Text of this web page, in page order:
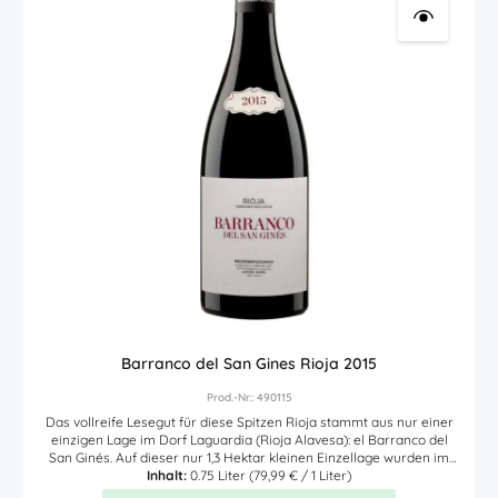
einem besonderen Genusserlebnis. Das Finale lange anhaltend
und mit guter Frische. Ein spanischer Rotwein für alle Fans
Stunden vor dem Trinkgenuss öffnen. Auszeichnungen
(jahrgangsübergreifend) Guia Penin: 91 Punkte Robert Parker: 92
Punkte
Barranco del San Gines Rioja 2015
Prod.-Nr.: 490115
Das vollreife Lesegut für diese Spitzen Rioja stammt aus nur einer
einzigen Lage im Dorf Laguardia (Rioja Alavesa): el Barranco del
San Ginés. Auf dieser nur 1,3 Hektar kleinen Einzellage wurden im
Jahr 1935 ausnahmslos Tempranillo Rebstöcke geplanzt, die bis
heute mit sehr viel Aufwand kultiviert werden. Diese Einzellage
Inhalt: 0.75 Liter (79,99 € / 1 Liter)